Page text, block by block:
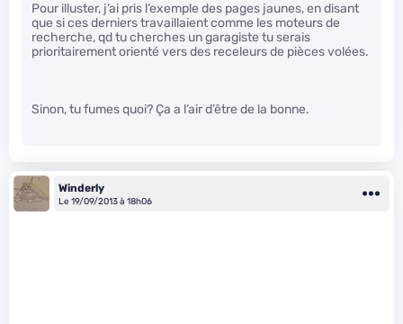
Pour illuster, j’ai pris l’exemple des pages jaunes, en disant
que si ces derniers travaillaient comme les moteurs de
recherche, qd tu cherches un garagiste tu serais
prioritairement orienté vers des receleurs de pièces volées.
Sinon, tu fumes quoi? Ça a l’air d’être de la bonne.
Winderly
Le 19/09/2013 à 18h06